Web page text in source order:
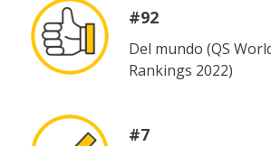
#92
Del mundo (QS
Rankings 2022)
#7